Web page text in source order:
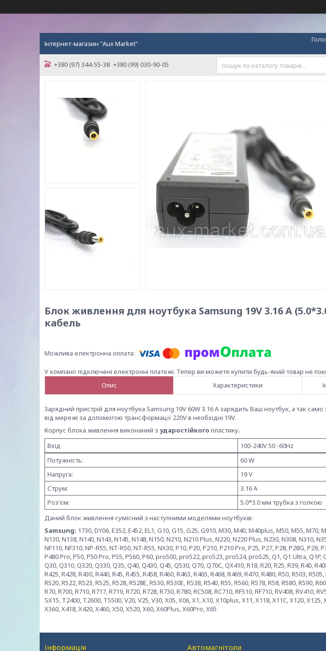
Інтернет-магазин "Aux Market"
+380 (97) 344-55-38 +380 (99) 030-90-05
Блок живлення для ноутбука Samsung 19V 3.16 A
кабель
У компанії підключені електронні платежі. Тепер ви можете купити будь-який товар не
Опис
Характеристики
Зарядний пристрій для ноутбука Samsung 19V 60W 3.16 Aзарядить Ваш ноутбук, а так
від мережі за допомогою трансформації 220V в необхідні 19V.
Корпус блока живлення виконаний з ударостійкого пластику.
Вхід
100-240V 50 -60Hz
Потужність:
60 W
Напруга:
19 V
Струм:
3.16 A
Роз'єм:
5.0*3.0 мм трубка з голкою
Даний блок живлення сумісний з наступними моделями ноутбуків:
Samsung: 1730, DY06, E352, E452, EL1, G10, G15, G25, G910, M30, M40, M40plus, M50, M55, M70,
N130, N138, N140, N143, N145, N148, N150, N210, N210 Plus, N220, N220 Plus, N230, N308, N310,
NF110, NF310, NP-R55, NT-R50, NT-R55, NX30, P10, P20, P210, P210 Pro, P25, P27, P28, P28G, P29,
P480 Pro, P50, P50 Pro, P55, P560, Р60, pro500, pro522, pro523, pro524, pro525, Q1, Q1 Ultra, Q1P,
Q30, Q310, Q320, Q330, Q35, Q40, Q430, Q45, Q530, Q70, Q70C, QX410, R18, R20, R25, R39, R40,
R425, R428, R430, R440, R45, R455, R458, R460, R463, R465, R468, R469, R470, R480, R50, R503,
R520, R522, R523, R525, R528, R528E, R530, R530E, R538, R540, R55, R560, R578, R58, R580, R590,
R70, R700, R710, R717, R719, R720, R728, R730, R780, RC508, RC710, RF510, RF710, RV408, RV410,
SX15, T2400, T2600, T5500, V20, V25, V30, X05, X06, X1, X10, X10plus, X11, X118, X11C, X120, X125,
X360, X418, X420, X460, X50, X520, X60, X60Plus, X60Pro, X65
Інформація Автомагнітоли